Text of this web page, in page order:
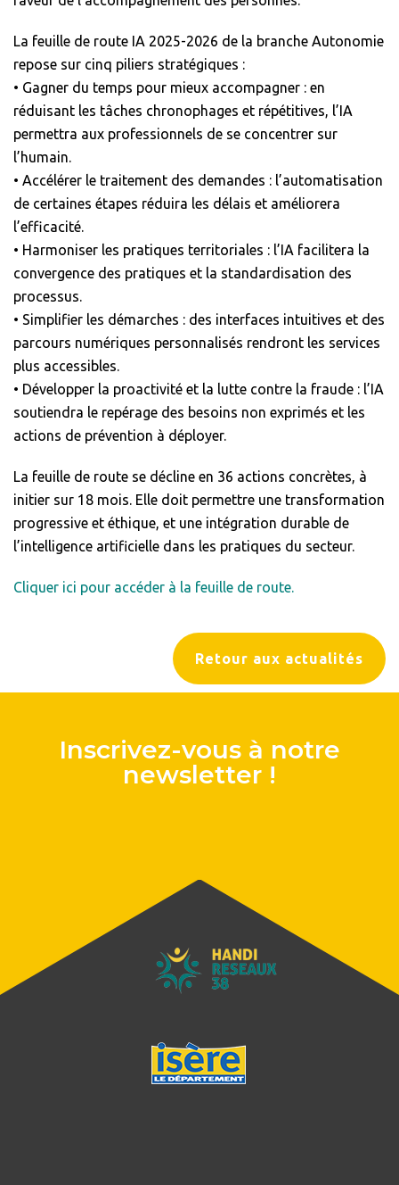
Retour aux actualités
La feuille de route IA 2025-2026 de la branche Autonomie
repose sur cinq piliers stratégiques :
• Gagner du temps pour mieux accompagner : en
réduisant les tâches chronophages et répétitives, l’IA
permettra aux professionnels de se concentrer sur
l’humain.
• Accélérer le traitement des demandes : l’automatisation
de certaines étapes réduira les délais et améliorera
l’efficacité.
• Harmoniser les pratiques territoriales : l’IA facilitera la
convergence des pratiques et la standardisation des
processus.
• Simplifier les démarches : des interfaces intuitives et des
parcours numériques personnalisés rendront les services
plus accessibles.
• Développer la proactivité et la lutte contre la fraude : l’IA
soutiendra le repérage des besoins non exprimés et les
actions de prévention à déployer.
La feuille de route se décline en 36 actions concrètes, à
initier sur 18 mois. Elle doit permettre une transformation
progressive et éthique, et une intégration durable de
l’intelligence artificielle dans les pratiques du secteur.
Cliquer ici pour accéder à la feuille de route.
Inscrivez-vous à notre
newsletter !